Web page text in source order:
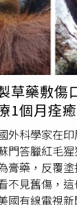
的著作，宣稱
」（cup）和
兒，園方亦
人遺憾的是
而園方也會
自然本能。
草藥敷
1個月痊癒
外科學家在
門答臘紅毛猩
膏藥，反覆
不見舊傷，
國有線電視